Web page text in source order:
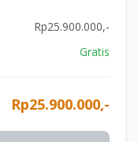
Rp25.900.000,-
Gratis
Rp25.900.000,-